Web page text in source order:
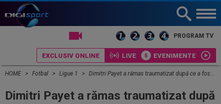
PROGRAM TV
EXCLUSIV ONLINE LIVE EVENIMENTE
HOME Fotbal Ligue 1 Dimitri Payet a rămas traumatizat după ce a fost lovit cu sticla în cap. Ce a scris în declarația la poliție
Dimitri Payet a rămas traumatizat după